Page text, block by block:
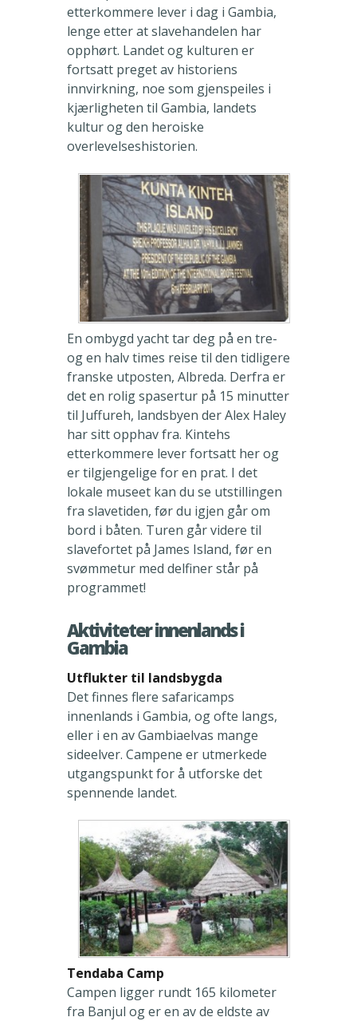
etterkommere lever i dag i Gambia,
lenge etter at slavehandelen har
opphørt. Landet og kulturen er
fortsatt preget av historiens
innvirkning, noe som gjenspeiles i
kjærligheten til Gambia, landets
kultur og den heroiske
overlevelseshistorien.
En ombygd yacht tar deg på en tre-
og en halv times reise til den tidligere
franske utposten, Albreda. Derfra er
det en rolig spasertur på 15 minutter
til Juffureh, landsbyen der Alex Haley
har sitt opphav fra. Kintehs
etterkommere lever fortsatt her og
er tilgjengelige for en prat. I det
lokale museet kan du se utstillingen
fra slavetiden, før du igjen går om
bord i båten. Turen går videre til
slavefortet på James Island, før en
svømmetur med delfiner står på
programmet!
Aktiviteter innenlands i
Gambia
Utflukter til landsbygda
Det finnes flere safaricamps
innenlands i Gambia, og ofte langs,
eller i en av Gambiaelvas mange
sideelver. Campene er utmerkede
utgangspunkt for å utforske det
spennende landet.
Tendaba Camp
Campen ligger rundt 165 kilometer
fra Banjul og er en av de eldste av